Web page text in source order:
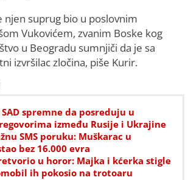
njen suprug bio u poslovnim
Vukovićem, zvanim Boske kog
u Beogradu sumnjiči da je sa
izvršilac zločina, piše Kurir.
spremne da posreduju u
između Rusije i Ukrajine
SMS poruku: Muškarac u
bez 16.000 evra
u horor: Majka i kćerka stigle
ih pokosio na trotoaru